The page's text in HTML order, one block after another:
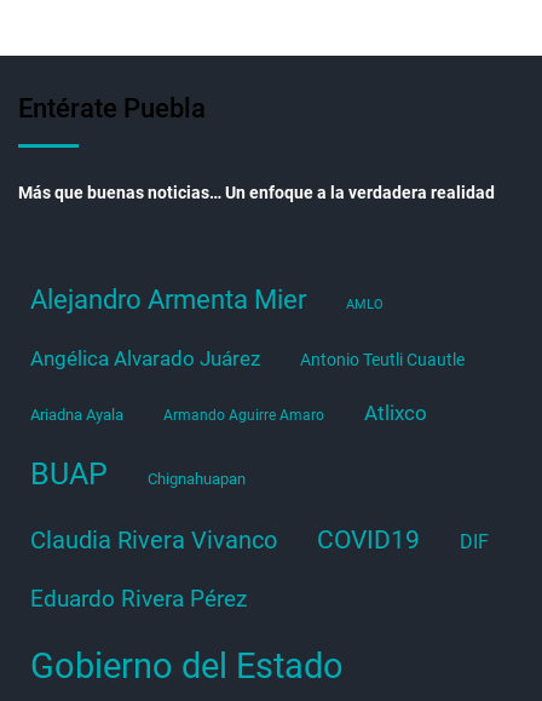
Entérate Puebla
Más que buenas noticias… Un enfoque a la verdadera realidad
Alejandro Armenta Mier AMLO
Angélica Alvarado Juárez Antonio Teutli Cuautle
Ariadna Ayala Armando Aguirre Amaro Atlixco
BUAP Chignahuapan
Claudia Rivera Vivanco COVID19 DIF
Eduardo Rivera Pérez
Gobierno del Estado